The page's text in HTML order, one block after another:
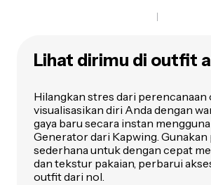
Lihat dirimu di outfit
Hilangkan stres dari perencanaan
visualisasikan diri Anda dengan
gaya baru secara instan
Generator dari Kapwing.
sederhana untuk dengan cepat
dan tekstur pakaian, perbarui
outfit dari nol.